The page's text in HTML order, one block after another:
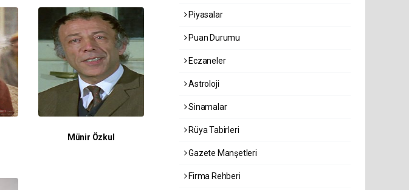
Münir Özkul
Piyasalar
Puan Durumu
Eczaneler
Astroloji
Sinamalar
Rüya Tabirleri
Gazete Manşetleri
Firma Rehberi